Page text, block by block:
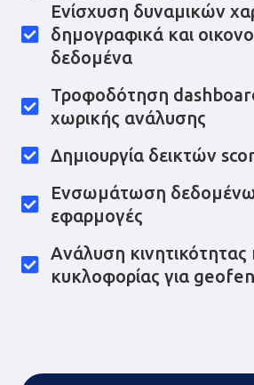
Ενίσχυση δυναμικών
δημογραφικά και
δεδομένα
Τροφοδότηση
χωρικής ανάλυσης
Δημιουργία δεικτών
Ενσωμάτωση
εφαρμογές
Ανάλυση κινητικότητας
κυκλοφορίας για